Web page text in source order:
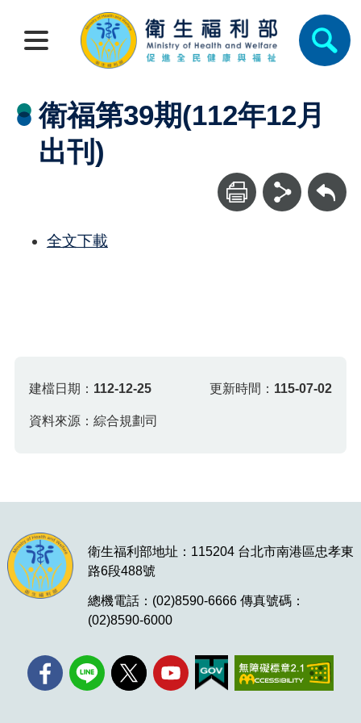
衛福第39期(112年12月
出刊)
回上一頁
全文下載
建檔日期： 112-12-25 更新時間： 115-07-02
資料來源：綜合規劃司
衛生福利部地址：115204 台北市南港區忠孝東
路6段488號
總機電話：(02)8590-6666 傳真號碼：
(02)8590-6000